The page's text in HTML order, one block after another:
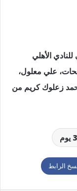
الأهلي
علي معلول،
زعلوك كريم من
الرابط